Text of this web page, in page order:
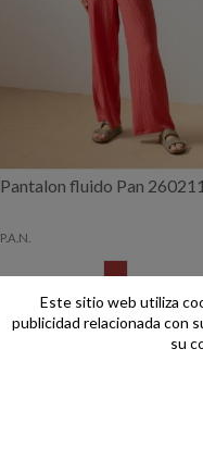
Pantalon fluido Pan
P.A.N.
66,00 € 82,00 €
Este sitio web utiliza
publicidad relacionada con
su